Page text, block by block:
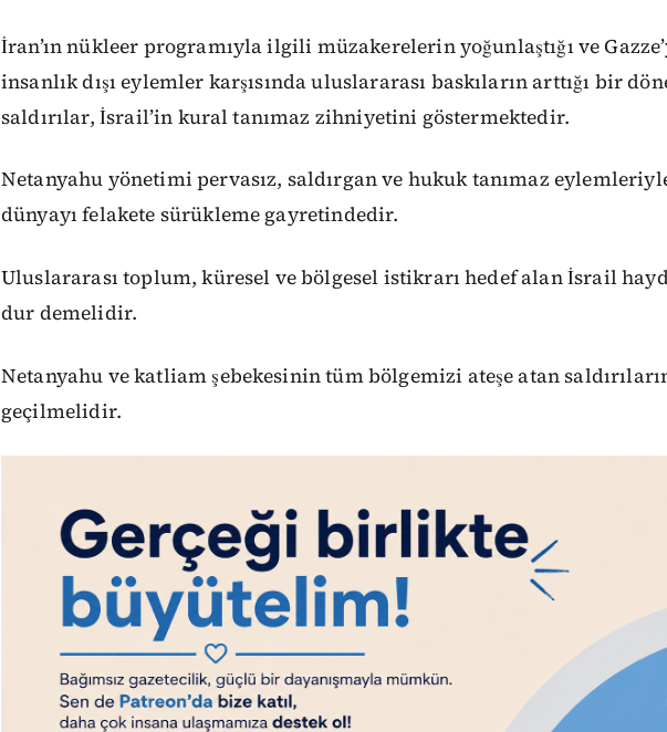
İran’ın nükleer programıyla ilgili müzakerelerin yoğunlaştığı ve
insanlık dışı eylemler karşısında uluslararası baskıların arttığı bir
saldırılar, İsrail’in kural tanımaz zihniyetini göstermektedir.
Netanyahu yönetimi pervasız, saldırgan ve hukuk tanımaz
dünyayı felakete sürükleme gayretindedir.
Uluslararası toplum, küresel ve bölgesel istikrarı hedef alan İsrail
dur demelidir.
Netanyahu ve katliam şebekesinin tüm bölgemizi ateşe atan
geçilmelidir.